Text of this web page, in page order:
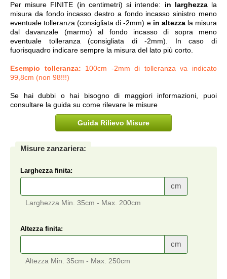
Per misure FINITE (in centimetri) si intende: in larghezzala
misura da fondo incasso destro a fondo incasso sinistro meno
eventuale tolleranza (consigliata di -2mm) e in altezzala misura
dal davanzale (marmo) al fondo incasso di sopra meno
eventuale tolleranza (consigliata di -2mm). In caso di
fuorisquadro indicare sempre la misura del lato più corto.
Esempio tolleranza: 100cm -2mm di tolleranza va indicato
99,8cm (non 98!!!)
Se hai dubbi o hai bisogno di maggiori informazioni, puoi
consultare la guida su come rilevare le misure
Guida Rilievo Misure
Misure zanzariera:
Larghezza finita:
cm
Larghezza Min. 35cm - Max. 200cm
Altezza finita:
cm
Altezza Min. 35cm - Max. 250cm